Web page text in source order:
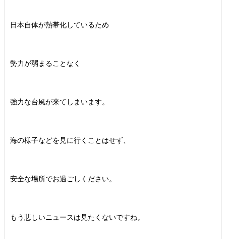
日本自体が熱帯化しているため
勢力が弱まることなく
強力な台風が来てしまいます。
海の様子などを見に行くことはせず、
安全な場所でお過ごしください。
もう悲しいニュースは見たくないですね。